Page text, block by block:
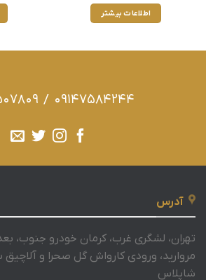
اطلاعات بیشتر
09147584244
/
آدرس
تهران، لشگری غرب، کرمان خودرو جنوب،
مروارید، ورودی کارواش گل صحرا و آلاچیق
شاپلاس